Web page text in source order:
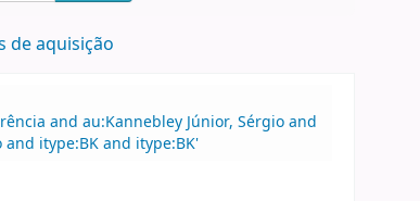
de aquisição
and au:Kannebley Júnior, Sérgio and
and itype:BK and itype:BK'